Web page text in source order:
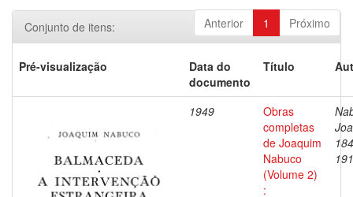
Anterior 1 Próximo
Conjunto de itens:
Pré-visualização
Data do
documento
Título
1949
Obras
completas
de Joaquim
Nabuco
(Volume 2)
: